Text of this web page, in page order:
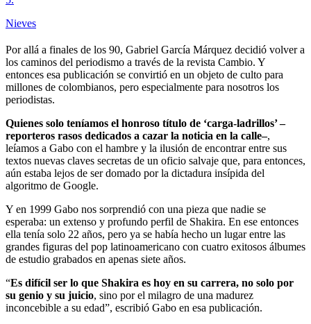
Nieves
Por allá a finales de los 90, Gabriel García Márquez decidió volver a
los caminos del periodismo a través de la revista Cambio. Y
entonces esa publicación se convirtió en un objeto de culto para
millones de colombianos, pero especialmente para nosotros los
periodistas.
Quienes solo teníamos el honroso título de ‘carga-ladrillos’ –
reporteros rasos dedicados a cazar la noticia en la calle–,
leíamos a Gabo con el hambre y la ilusión de encontrar entre sus
textos nuevas claves secretas de un oficio salvaje que, para entonces,
aún estaba lejos de ser domado por la dictadura insípida del
algoritmo de Google.
Y en 1999 Gabo nos sorprendió con una pieza que nadie se
esperaba: un extenso y profundo perfil de Shakira. En ese entonces
ella tenía solo 22 años, pero ya se había hecho un lugar entre las
grandes figuras del pop latinoamericano con cuatro exitosos álbumes
de estudio grabados en apenas siete años.
“Es difícil ser lo que Shakira es hoy en su carrera, no solo por
su genio y su juicio, sino por el milagro de una madurez
inconcebible a su edad”, escribió Gabo en esa publicación.